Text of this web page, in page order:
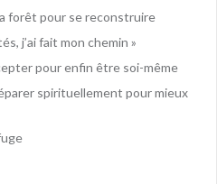
forêt pour se reconstruire
j’ai fait mon chemin »
pour enfin être soi-même
spirituellement pour mieux